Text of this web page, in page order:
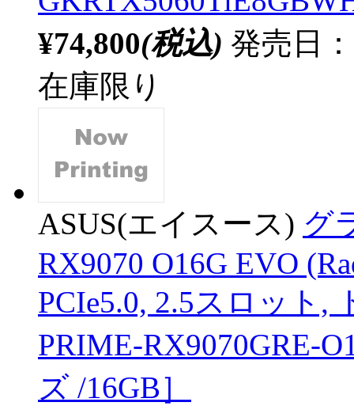
¥74,800(税込) 発売日
在庫限り
ASUS(エイスース) グ
RX9070 O16G EVO
PCIe5.0, 2.5スロット,
PRIME-RX9070GRE-
ズ /16GB］